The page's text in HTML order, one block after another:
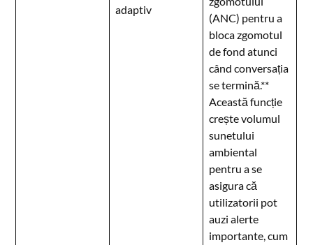
adaptiv
(ANC) pentru a
bloca zgomotul
de fond atunci
când conversația
se termină.**
Această funcție
crește volumul
sunetului
ambiental
pentru a se
asigura că
utilizatorii pot
auzi alerte
importante, cum